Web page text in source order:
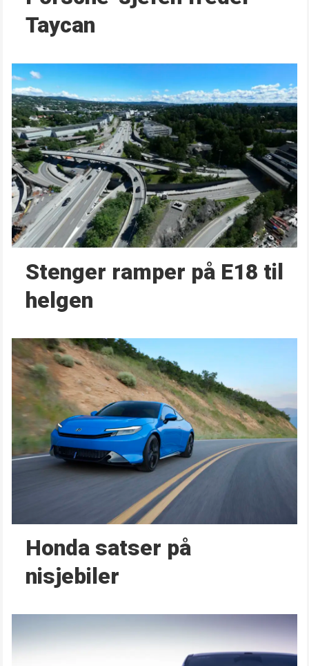
Taycan
Stenger ramper på E18 til
helgen
Honda satser på
nisjebiler